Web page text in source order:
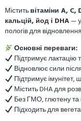
Міститьвітаміни A, C,
кальцій, йод і DHA—
пологів для
Основні переваги:
Підтримує
Відновлює сили
Підтримує імунітет,
Містить DHA для
Без ГМО, глютену та
Підходить для